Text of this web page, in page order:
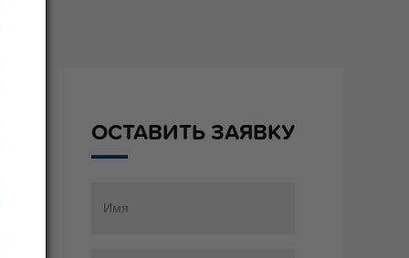
ОСТАВИТЬ ЗАЯВКУ